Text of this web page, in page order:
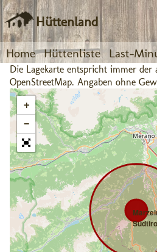
Hüttenland
Home Hüttenliste Last-
Die Lagekarte entspricht immer
OpenStreetMap. Angaben ohne
+
−